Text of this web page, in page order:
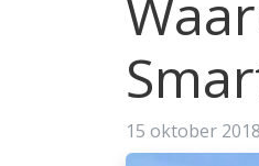
15 oktober 2018